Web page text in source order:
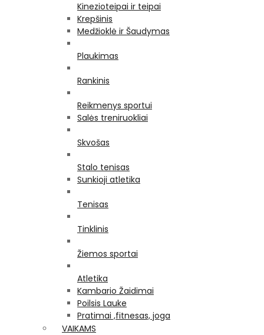
Kinezioteipai ir teipai
Krepšinis
Medžioklė ir Šaudymas
Plaukimas
Rankinis
Reikmenys sportui
Salės treniruokliai
Skvošas
Stalo tenisas
Sunkioji atletika
Tenisas
Tinklinis
Žiemos sportai
Atletika
Kambario Žaidimai
Poilsis Lauke
Pratimai ,fitnesas, joga
VAIKAMS